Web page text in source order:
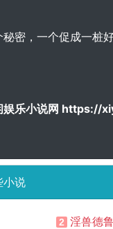
，一个促成一桩好
娱乐小说网 https://
小说
2 淫兽德